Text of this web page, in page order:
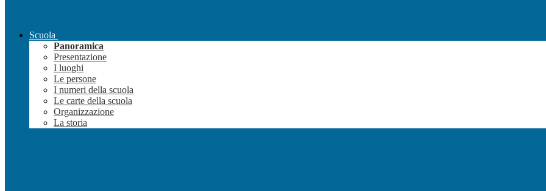
Scuola
Panoramica
Presentazione
I luoghi
Le persone
I numeri della scuola
Le carte della scuola
Organizzazione
La storia